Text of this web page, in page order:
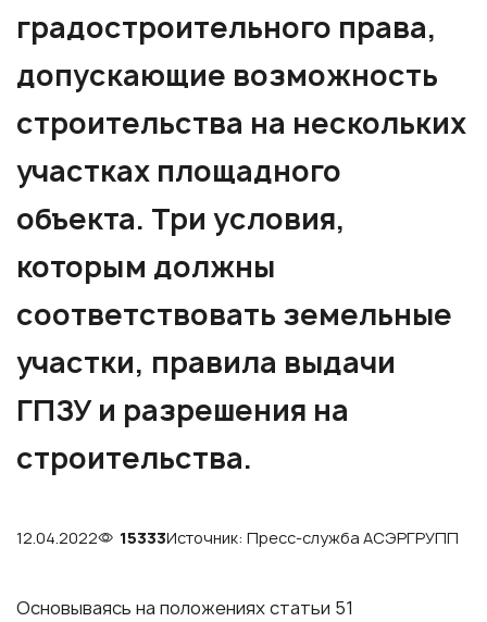
градостроительного права,
допускающие возможность
строительства на нескольких
участках площадного
объекта. Три условия,
которым должны
соответствовать земельные
участки, правила выдачи
ГПЗУ и разрешения на
строительства.
12.04.2022 15333Источник: Пресс-служба АСЭРГРУПП
Основываясь на положениях статьи 51